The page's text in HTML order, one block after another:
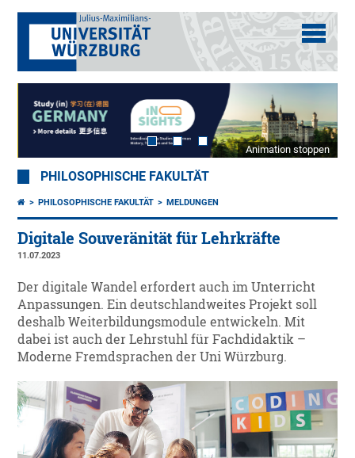
Animation stoppen
PHILOSOPHISCHE FAKULTÄT
PHILOSOPHISCHE FAKULTÄT MELDUNGEN
Digitale Souveränität für Lehrkräfte
11.07.2023
Der digitale Wandel erfordert auch im Unterricht
Anpassungen. Ein deutschlandweites Projekt soll
deshalb Weiterbildungsmodule entwickeln. Mit
dabei ist auch der Lehrstuhl für Fachdidaktik –
Moderne Fremdsprachen der Uni Würzburg.